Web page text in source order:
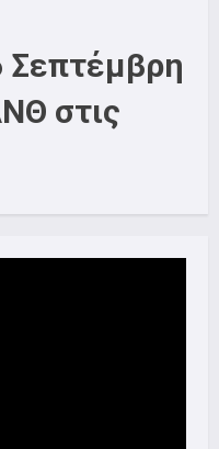
Σεπτέμβρη
στις